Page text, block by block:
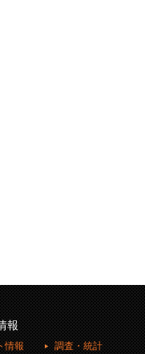
報
情報
調査・統計